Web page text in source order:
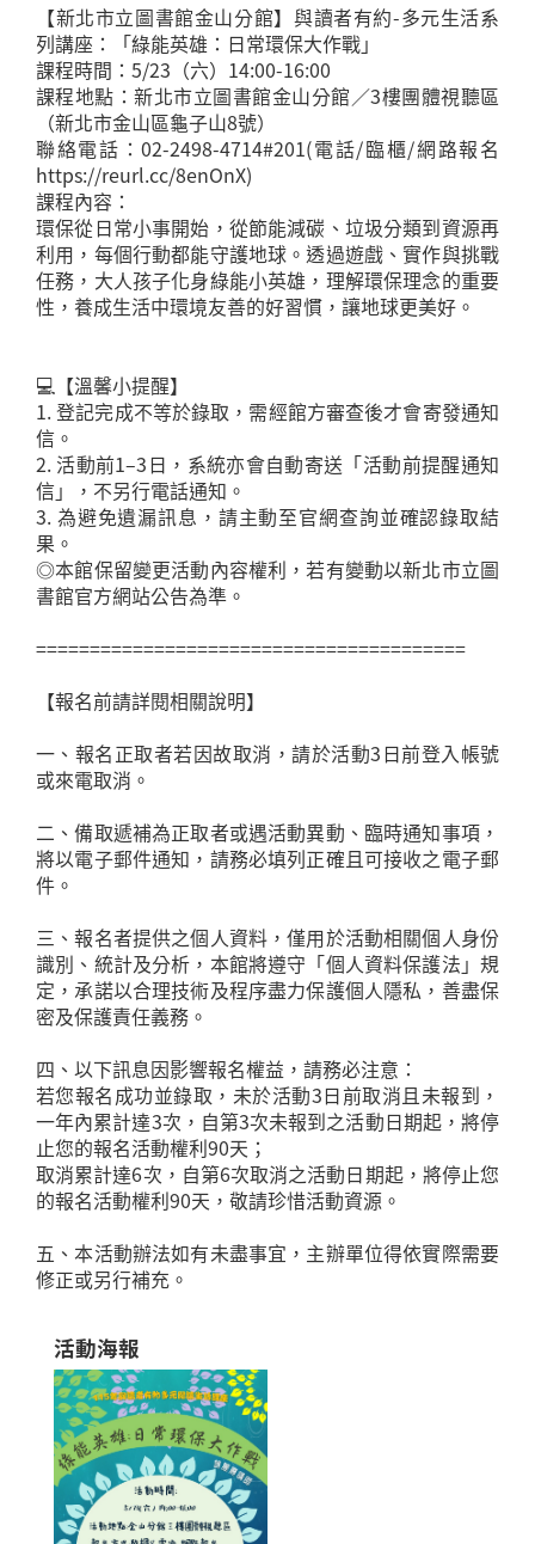
【新北市立圖書館金山分館】與讀者有約-多元生活系
列講座：「綠能英雄：日常環保大作戰」
課程時間：5/23（六）14:00-16:00
課程地點：新北市立圖書館金山分館／3樓團體視聽區
（新北市金山區龜子山8號）
聯絡電話：02-2498-4714#201(電話/臨櫃/網路報名
https://reurl.cc/8enOnX)
課程內容：
環保從日常小事開始，從節能減碳、垃圾分類到資源再
利用，每個行動都能守護地球。透過遊戲、實作與挑戰
任務，大人孩子化身綠能小英雄，理解環保理念的重要
性，養成生活中環境友善的好習慣，讓地球更美好。
💻【溫馨小提醒】
1. 登記完成不等於錄取，需經館方審查後才會寄發通知
信。
2. 活動前1–3日，系統亦會自動寄送「活動前提醒通知
信」，不另行電話通知。
3. 為避免遺漏訊息，請主動至官網查詢並確認錄取結
果。
◎本館保留變更活動內容權利，若有變動以新北市立圖
書館官方網站公告為準。
========================================
【報名前請詳閱相關說明】
一、報名正取者若因故取消，請於活動3日前登入帳號
或來電取消。
二、備取遞補為正取者或遇活動異動、臨時通知事項，
將以電子郵件通知，請務必填列正確且可接收之電子郵
件。
三、報名者提供之個人資料，僅用於活動相關個人身份
識別、統計及分析，本館將遵守「個人資料保護法」規
定，承諾以合理技術及程序盡力保護個人隱私，善盡保
密及保護責任義務。
四、以下訊息因影響報名權益，請務必注意：
若您報名成功並錄取，未於活動3日前取消且未報到，
一年內累計達3次，自第3次未報到之活動日期起，將停
止您的報名活動權利90天；
取消累計達6次，自第6次取消之活動日期起，將停止您
的報名活動權利90天，敬請珍惜活動資源。
五、本活動辦法如有未盡事宜，主辦單位得依實際需要
活動海報